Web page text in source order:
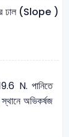
ঢাল (Slope )
N. পানিতে
অভিকর্ষজ